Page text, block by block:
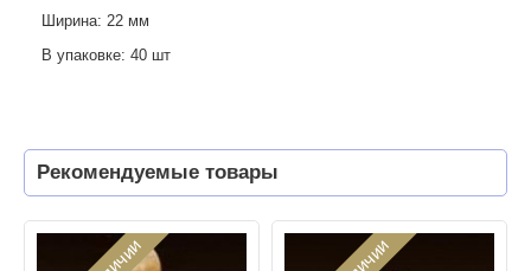
Ширина: 22 мм
В упаковке: 40 шт
Рекомендуемые товары